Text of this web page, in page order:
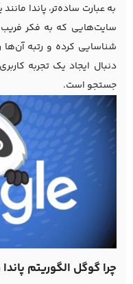
به عبارت ساده‌تر، پاندا
سایت‌هایی که به فکر فریب
شناسایی کرده و رتبه
دنبال ایجاد یک تجربه
جستجو است.
چرا گوگل الگوریتم پاندا